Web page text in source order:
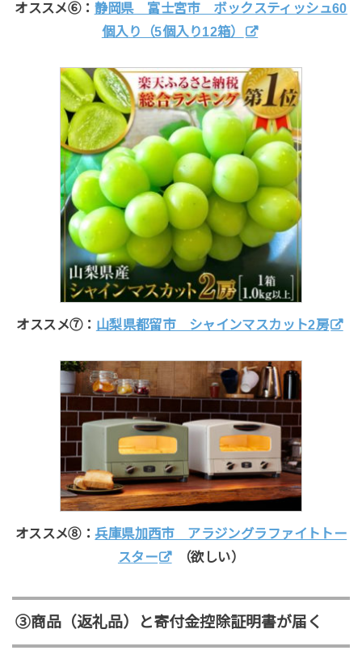
オススメ⑥： 静岡県 富士宮市 ボックスティッシュ60
個入り（5個入り12箱）
オススメ⑦： 山梨県都留市 シャインマスカット2房
オススメ⑧：兵庫県加西市 アラジングラファイトトー
スター
（欲しい）
③商品（返礼品）と寄付金控除証明書が届く